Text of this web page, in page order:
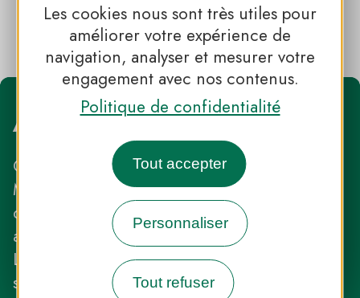
Les cookies nous sont très utiles pour
améliorer votre expérience de
navigation, analyser et mesurer votre
engagement avec nos contenus.
Politique de confidentialité
Tout accepter
Personnaliser
Tout refuser
Chilowé @Gonet Kotlarczik
Accès
Gare la plus proche : gares TER de Rilly-la-
Montagne, Germaine ou Aÿ-Champagne
directement situées sur l’itinéraire et
accessibles en TER depuis Reims et Epernay.
La gare TER d’Avenay-Val-d’Or, également
située sur le territoire du Parc, permet